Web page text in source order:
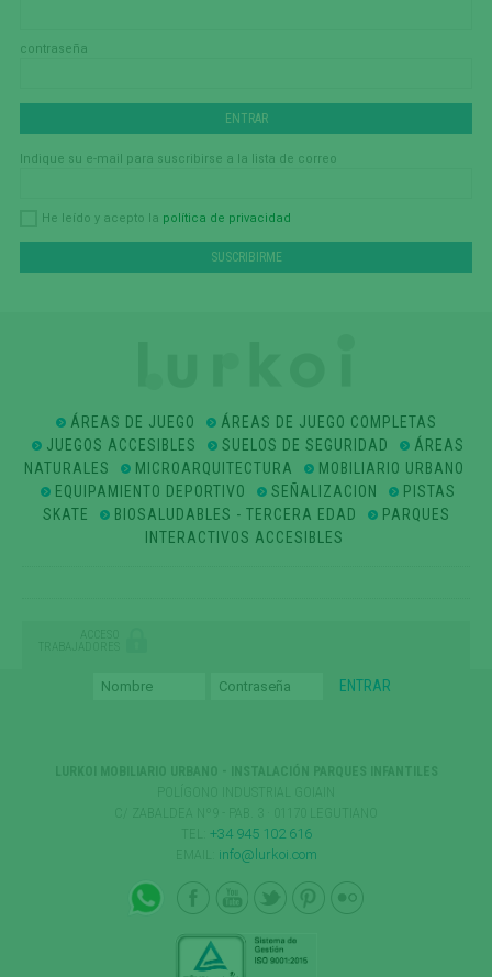
contraseña
Indique su e-mail para suscribirse a la lista de correo
He leído y acepto la política de privacidad
ÁREAS DE JUEGO
ÁREAS DE JUEGO COMPLETAS
JUEGOS ACCESIBLES
SUELOS DE SEGURIDAD
ÁREAS
NATURALES
MICROARQUITECTURA
MOBILIARIO URBANO
EQUIPAMIENTO DEPORTIVO
SEÑALIZACION
PISTAS
SKATE
BIOSALUDABLES - TERCERA EDAD
PARQUES
INTERACTIVOS ACCESIBLES
ACCESO
TRABAJADORES
+34 945 102 616
info@lurkoi.com